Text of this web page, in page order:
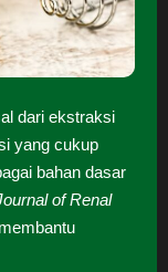
dari ekstraksi
yang cukup
bahan dasar
of Renal